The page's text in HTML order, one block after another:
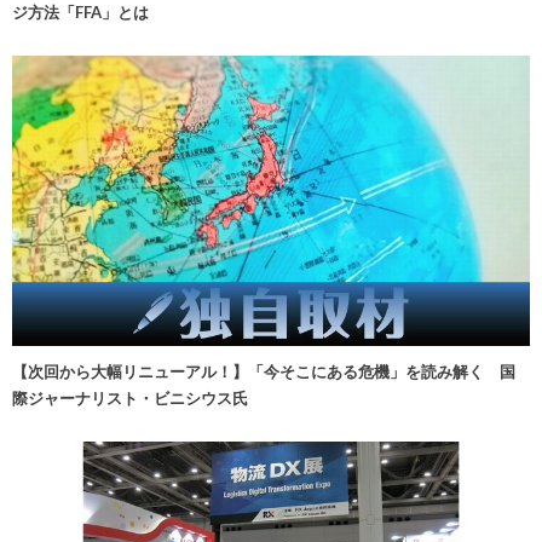
ジ方法「FFA」とは
【次回から大幅リニューアル！】「今そこにある危機」を読み解く 国
際ジャーナリスト・ビニシウス氏